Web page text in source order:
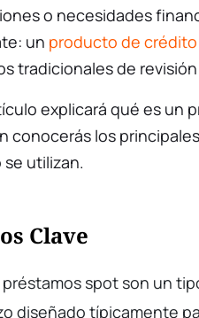
o necesidades
un producto de crédito
tradicionales de
explicará qué es un
conocerás los
utilizan.
Clave
préstamos spot son un
diseñado típicamente